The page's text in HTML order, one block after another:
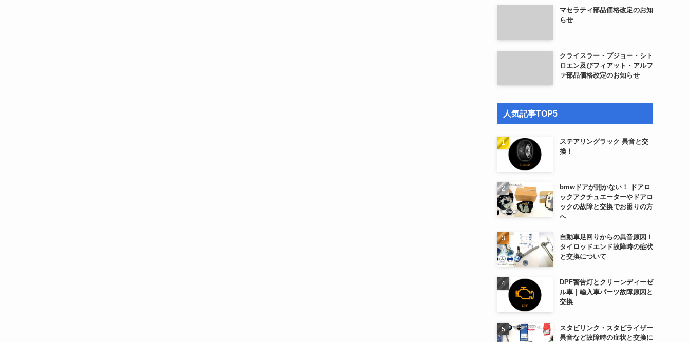
マセラティ部品価格改定のお知
らせ
クライスラー・プジョー・シト
ロエン及びフィアット・アルフ
ァ部品価格改定のお知らせ
人気記事TOP5
ステアリングラック 異音と交
換！
bmwドアが開かない！ ドアロ
ックアクチュエーターやドアロ
ックの故障と交換でお困りの方
へ
自動車足回りからの異音原因！
タイロッドエンド故障時の症状
と交換について
DPF警告灯とクリーンディーゼ
ル車｜輸入車パーツ故障原因と
交換
スタビリンク・スタビライザー
異音など故障時の症状と交換に